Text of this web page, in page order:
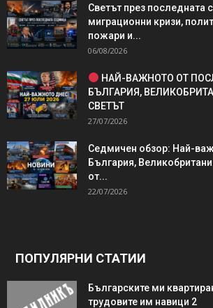
Светът през последната
миграционни кризи,
пожари и...
06/08/2026
НАЙ-ВАЖНОТО ОТ
БЪЛГАРИЯ,
СВЕТЪТ
27/07/2026
Седмичен обзор: Най-
България,
от...
22/07/2026
ПОПУЛЯРНИ СТАТИИ
Българските ми
трудовите им навици 2